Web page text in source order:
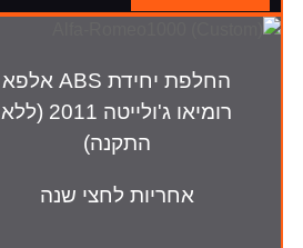
החלפת יחידת ABS אלפא
רומיאו ג'ולייטה 2011 (ללא
התקנה)
אחריות לחצי שנה